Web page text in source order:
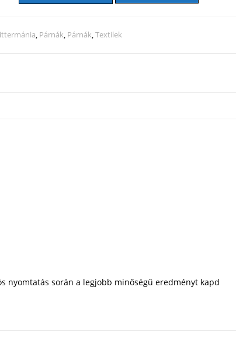
, Párnák, Párnák,Textilek
nyomtatás során a legjobb minőségű eredményt kapd